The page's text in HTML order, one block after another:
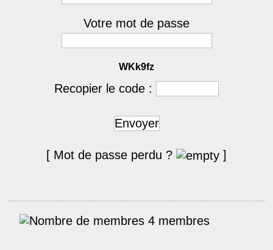
Votre mot de passe
WKk9fz
Recopier le code :
Envoyer
[ Mot de passe perdu ? ]
4 membres